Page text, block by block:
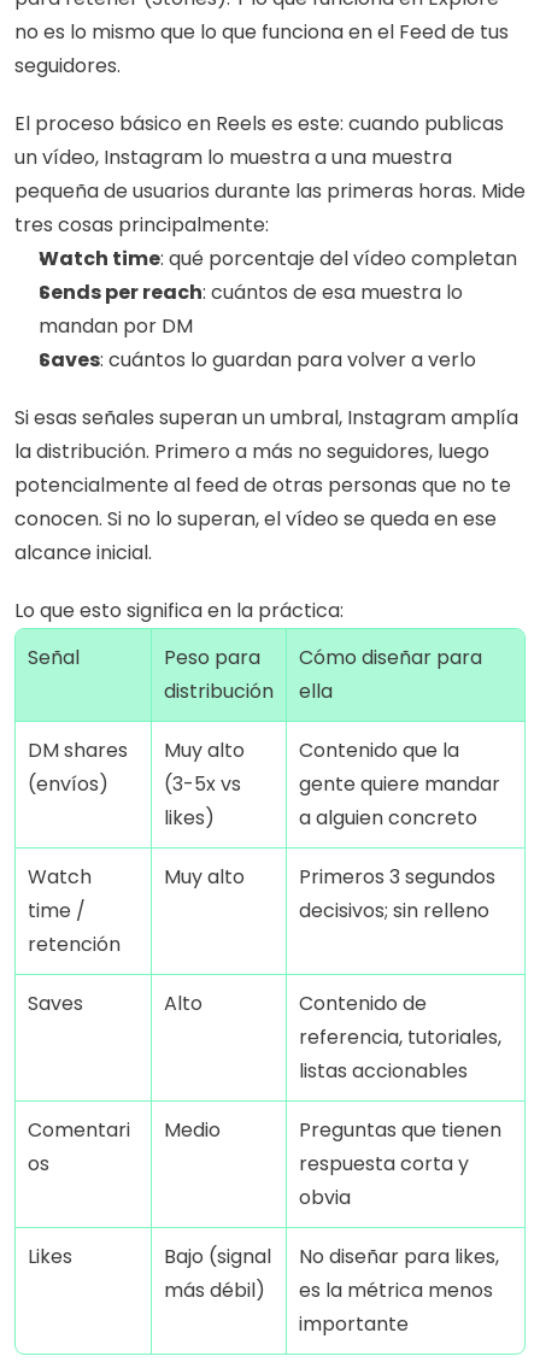
no es lo mismo que lo que funciona en el Feed de tus
seguidores.
El proceso básico en Reels es este: cuando publicas
un vídeo, Instagram lo muestra a una muestra
pequeña de usuarios durante las primeras horas. Mide
tres cosas principalmente:
Watch time: qué porcentaje del vídeo completan
Sends per reach: cuántos de esa muestra lo
mandan por DM
Saves: cuántos lo guardan para volver a verlo
Si esas señales superan un umbral, Instagram amplía
la distribución. Primero a más no seguidores, luego
potencialmente al feed de otras personas que no te
conocen. Si no lo superan, el vídeo se queda en ese
alcance inicial.
Lo que esto significa en la práctica:
Señal
Peso para
distribución
Cómo diseñar para
ella
DM shares
(envíos)
Muy alto
(3-5x vs
likes)
Contenido que la
gente quiere mandar
a alguien concreto
Watch
time /
retención
Muy alto
Primeros 3 segundos
decisivos; sin relleno
Saves Alto
Contenido de
referencia, tutoriales,
listas accionables
Comentari
os
Medio
Preguntas que tienen
respuesta corta y
obvia
Likes
Bajo (signal
más débil)
No diseñar para likes,
es la métrica menos
importante